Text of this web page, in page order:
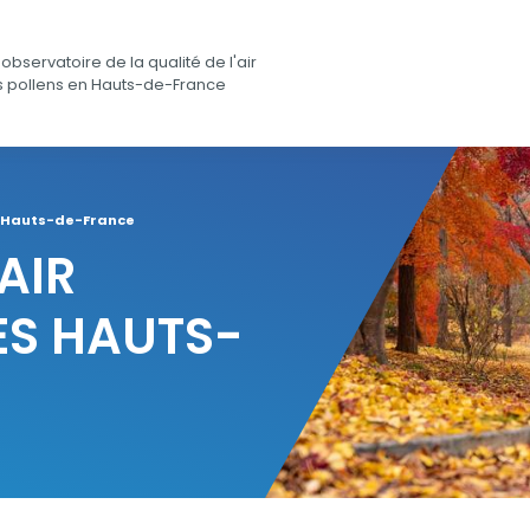
de la qualité de l'air
pollens en Hauts-de-France
de-France
HAUTS-